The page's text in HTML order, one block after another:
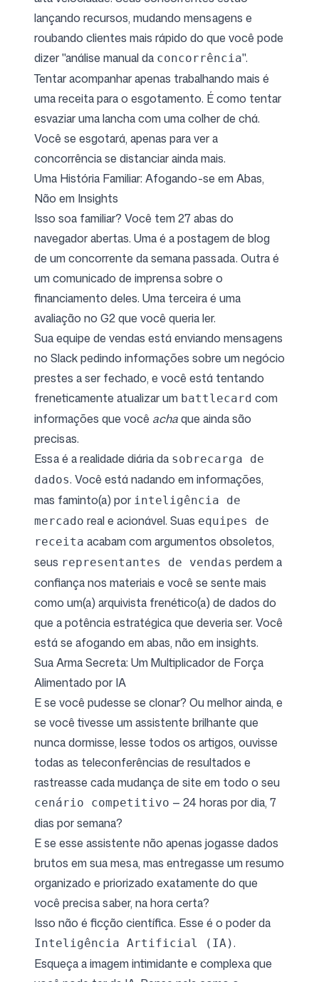
lançando recursos, mudando mensagens e
roubando clientes mais rápido do que você pode
dizer "análise manual da concorrência".
Tentar acompanhar apenas trabalhando mais é
uma receita para o esgotamento. É como tentar
esvaziar uma lancha com uma colher de chá.
Você se esgotará, apenas para ver a
concorrência se distanciar ainda mais.
Uma História Familiar: Afogando-se em Abas,
Não em Insights
Isso soa familiar? Você tem 27 abas do
navegador abertas. Uma é a postagem de blog
de um concorrente da semana passada. Outra é
um comunicado de imprensa sobre o
financiamento deles. Uma terceira é uma
avaliação no G2 que você queria ler.
Sua equipe de vendas está enviando mensagens
no Slack pedindo informações sobre um negócio
prestes a ser fechado, e você está tentando
freneticamente atualizar um battlecard com
informações que você achaque ainda são
precisas.
Essa é a realidade diária da sobrecarga de
dados. Você está nadando em informações,
mas faminto(a) por inteligência de
mercado real e acionável. Suas equipes de
receita acabam com argumentos obsoletos,
seus representantes de vendas perdem a
confiança nos materiais e você se sente mais
como um(a) arquivista frenético(a) de dados do
que a potência estratégica que deveria ser. Você
está se afogando em abas, não em insights.
Sua Arma Secreta: Um Multiplicador de Força
Alimentado por IA
E se você pudesse se clonar? Ou melhor ainda, e
se você tivesse um assistente brilhante que
nunca dormisse, lesse todos os artigos, ouvisse
todas as teleconferências de resultados e
rastreasse cada mudança de site em todo o seu
cenário competitivo — 24 horas por dia, 7
dias por semana?
E se esse assistente não apenas jogasse dados
brutos em sua mesa, mas entregasse um resumo
organizado e priorizado exatamente do que
você precisa saber, na hora certa?
Isso não é ficção científica. Esse é o poder da
Inteligência Artificial (IA).
Esqueça a imagem intimidante e complexa que